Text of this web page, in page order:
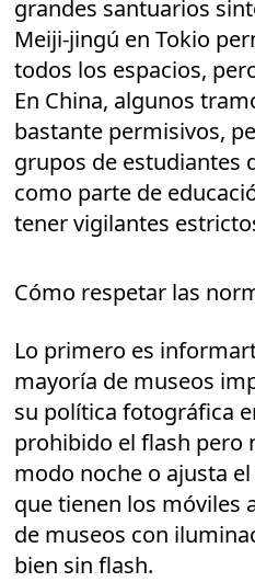
grandes santuarios
Meiji-jingú en Tokio
todos los espacios,
En China, algunos
bastante permisivos,
grupos de estudiantes
como parte de
tener vigilantes
Cómo respetar las
Lo primero es
mayoría de museos
su política fotográfica
prohibido el flash pero
modo noche o ajusta
que tienen los móviles
de museos con
bien sin flash.